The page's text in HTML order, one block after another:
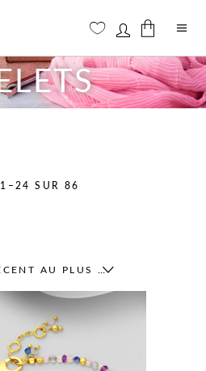
dans le panier
SUR 86
TRI DU PLUS RÉCENT AU PLUS ANCIEN